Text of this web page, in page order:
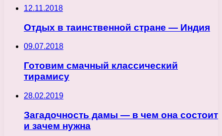
12.11.2018
Отдых в таинственной стране — Индия
09.07.2018
Готовим смачный классический
тирамису
28.02.2019
Загадочность дамы — в чем она состоит
и зачем нужна